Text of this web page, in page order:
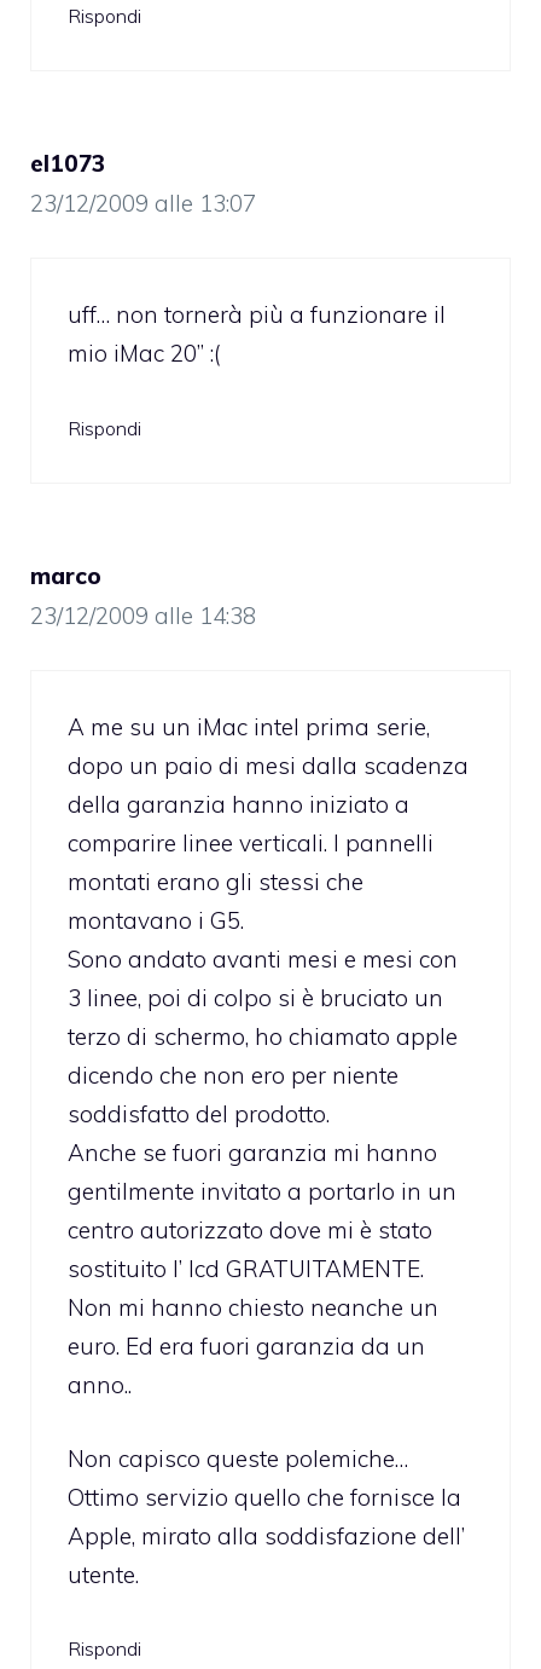
Rispondi
el1073
23/12/2009 alle 13:07
uff… non tornerà più a funzionare il
mio iMac 20” :(
Rispondi
marco
23/12/2009 alle 14:38
A me su un iMac intel prima serie,
dopo un paio di mesi dalla scadenza
della garanzia hanno iniziato a
comparire linee verticali. I pannelli
montati erano gli stessi che
montavano i G5.
Sono andato avanti mesi e mesi con
3 linee, poi di colpo si è bruciato un
terzo di schermo, ho chiamato apple
dicendo che non ero per niente
soddisfatto del prodotto.
Anche se fuori garanzia mi hanno
gentilmente invitato a portarlo in un
centro autorizzato dove mi è stato
sostituito l’ lcd GRATUITAMENTE.
Non mi hanno chiesto neanche un
euro. Ed era fuori garanzia da un
anno..
Non capisco queste polemiche…
Ottimo servizio quello che fornisce la
Apple, mirato alla soddisfazione dell’
utente.
Rispondi